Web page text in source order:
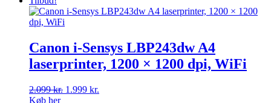
Canon i-Sensys LBP243dw A4
laserprinter, 1200 × 1200 dpi, WiFi
2.099kr. Den
1.999 kr.
Køb her